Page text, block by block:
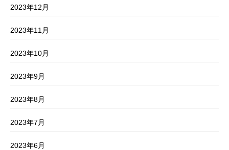
2023年12月
2023年11月
2023年10月
2023年9月
2023年8月
2023年7月
2023年6月